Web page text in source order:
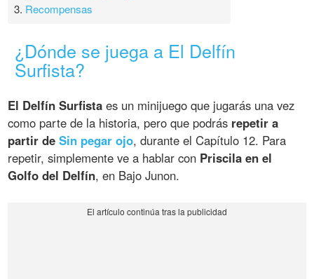
3. Recompensas
¿Dónde se juega a El Delfín
Surfista?
El Delfín Surfista es un minijuego que jugarás una vez
como parte de la historia, pero que podrás repetir a
partir deSin pegar ojo, durante el Capítulo 12. Para
repetir, simplemente ve a hablar con Priscila en el
Golfo del Delfín, en Bajo Junon.